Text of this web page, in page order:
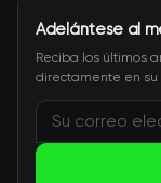
Adelántese al
Reciba los últimos
directamente en su